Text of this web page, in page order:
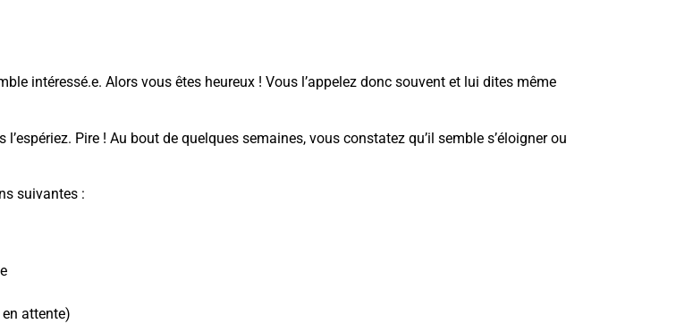
intéressé.e. Alors vous êtes heureux ! Vous l’appelez donc souvent et lui dites même
Pire ! Au bout de quelques semaines, vous constatez qu’il semble s’éloigner ou
suivantes :
attente)